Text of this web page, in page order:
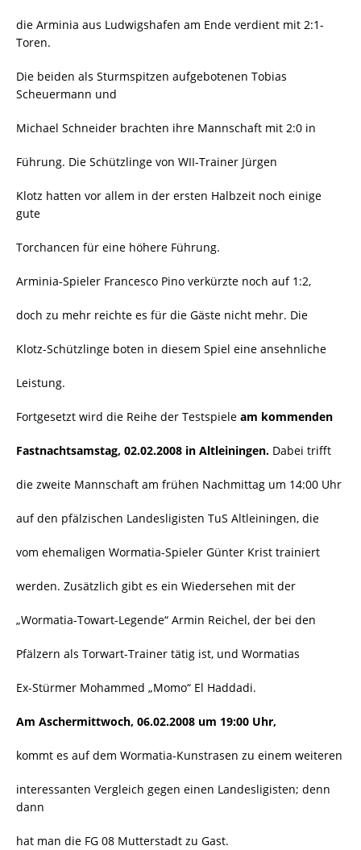
die Arminia aus Ludwigshafen am Ende verdient mit 2:1-
Toren.
Die beiden als Sturmspitzen aufgebotenen Tobias
Scheuermann und
Michael Schneider brachten ihre Mannschaft mit 2:0 in
Führung. Die Schützlinge von WII-Trainer Jürgen
Klotz hatten vor allem in der ersten Halbzeit noch einige
gute
Torchancen für eine höhere Führung.
Arminia-Spieler Francesco Pino verkürzte noch auf 1:2,
doch zu mehr reichte es für die Gäste nicht mehr. Die
Klotz-Schützlinge boten in diesem Spiel eine ansehnliche
Leistung.
Fortgesetzt wird die Reihe der Testspiele am kommenden
Fastnachtsamstag, 02.02.2008 in Altleiningen. Dabei trifft
die zweite Mannschaft am frühen Nachmittag um 14:00 Uhr
auf den pfälzischen Landesligisten TuS Altleiningen, die
vom ehemaligen Wormatia-Spieler Günter Krist trainiert
werden. Zusätzlich gibt es ein Wiedersehen mit der
„Wormatia-Towart-Legende“ Armin Reichel, der bei den
Pfälzern als Torwart-Trainer tätig ist, und Wormatias
Ex-Stürmer Mohammed „Momo“ El Haddadi.
Am Aschermittwoch, 06.02.2008 um 19:00 Uhr,
kommt es auf dem Wormatia-Kunstrasen zu einem weiteren
interessanten Vergleich gegen einen Landesligisten; denn
dann
hat man die FG 08 Mutterstadt zu Gast.